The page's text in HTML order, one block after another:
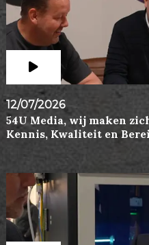
12/07/2026
54U Media, wij maken
Kennis, Kwaliteit en